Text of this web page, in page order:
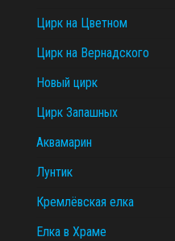
Цирк на Цветном
Цирк на Вернадского
Новый цирк
Цирк Запашных
Аквамарин
Лунтик
Кремлёвская елка
Елка в Храме